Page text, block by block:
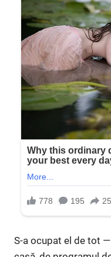
S-a ocupat el de tot